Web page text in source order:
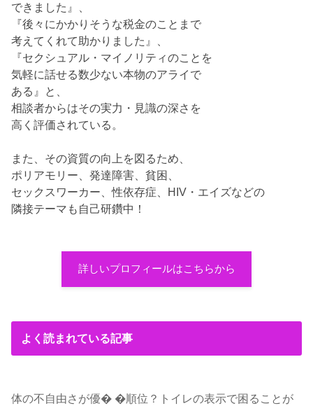
できました』、
『後々にかかりそうな税金のことまで
考えてくれて助かりました』、
『セクシュアル・マイノリティのことを
気軽に話せる数少ない本物のアライで
ある』と、
相談者からはその実力・見識の深さを
高く評価されている。
また、その資質の向上を図るため、
ポリアモリー、発達障害、貧困、
セックスワーカー、性依存症、HIV・エイズなどの
隣接テーマも自己研鑽中！
詳しいプロフィールはこちらから
よく読まれている記事
体の不自由さが優� �順位？トイレの表示で困ることが